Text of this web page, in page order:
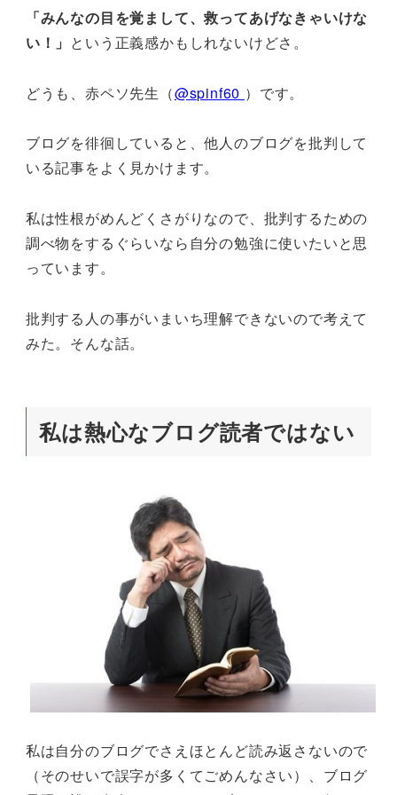
「みんなの目を覚まして、救ってあげなきゃいけな
い！」 という正義感かもしれないけどさ。
どうも、赤ペソ先生（@spinf60 ）です。
ブログを徘徊していると、他人のブログを批判して
いる記事をよく見かけます。
私は性根がめんどくさがりなので、批判するための
調べ物をするぐらいなら自分の勉強に使いたいと思
っています。
批判する人の事がいまいち理解できないので考えて
みた。そんな話。
私は熱心なブログ読者ではない
私は自分のブログでさえほとんど読み返さないので
（そのせいで誤字が多くてごめんなさい）、ブログ